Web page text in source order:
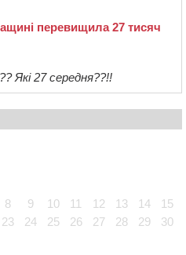
перевищила 27 тисяч
Які 27 середня??!!
8 9 10 11 12 13 14
15
23 24 25 26 27 28 29
30